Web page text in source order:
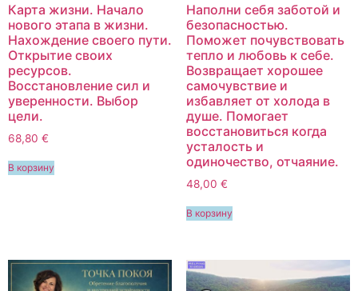
Карта жизни. Начало
нового этапа в жизни.
Нахождение своего пути.
Открытие своих
ресурсов.
Восстановление сил и
уверенности. Выбор
цели.
68,80 €
В корзину
Наполни себя заботой и
безопасностью.
Поможет почувствовать
тепло и любовь к себе.
Возвращает хорошее
самочувствие и
избавляет от холода в
душе. Помогает
восстановиться когда
усталость и
одиночество, отчаяние.
48,00 €
В корзину